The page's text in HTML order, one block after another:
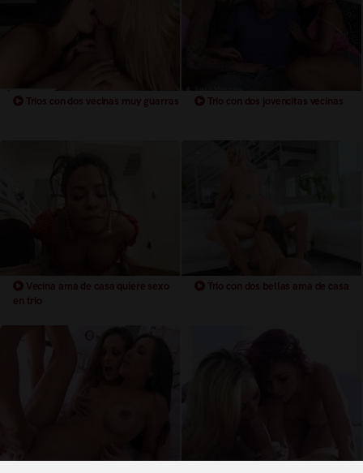
Trios con dos vecinas muy guarras Trio con dos jovencitas vecinas
Vecina ama de casa quiere sexo
en trio
Trio con dos bellas ama de casa